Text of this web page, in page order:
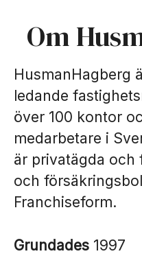
Om
HusmanHagberg
ledande
över 100 kontor
medarbetare i
är privatägda och
och
Franchiseform.
Grundades 1997